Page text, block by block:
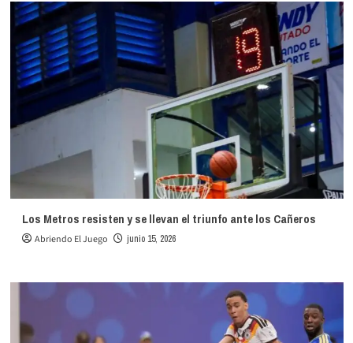
Los Metros resisten y se llevan el triunfo ante los Cañeros
Abriendo El Juego junio 15, 2026